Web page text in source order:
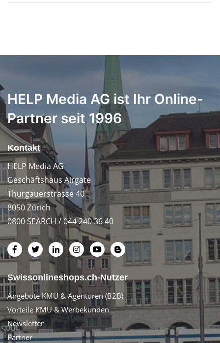
HELP Media AG ist Ihr Online-
Partner seit 1996
Kontakt
HELP Media AG
Geschäftshaus Airgate
Thurgauerstrasse 40
8050 Zürich
0800 SEARCH / 044 240 36 40
Swissonlineshops.ch-Nutzer
Angebote KMU & Agenturen (B2B)
Vorteile KMU & Werbekunden
Newsletter
Partner